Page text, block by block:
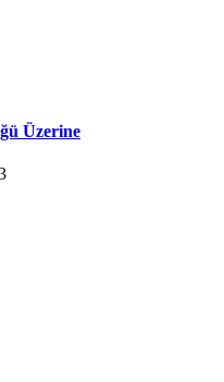
Üzerine